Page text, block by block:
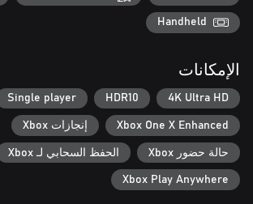
Handheld
الإمكانات
4K Ultra HD
HDR10
Single player
Xbox One X Enhanced إنجازات Xbox
حالة حضور Xbox الحفظ السحابي لـ Xbox
Xbox Play Anywhere